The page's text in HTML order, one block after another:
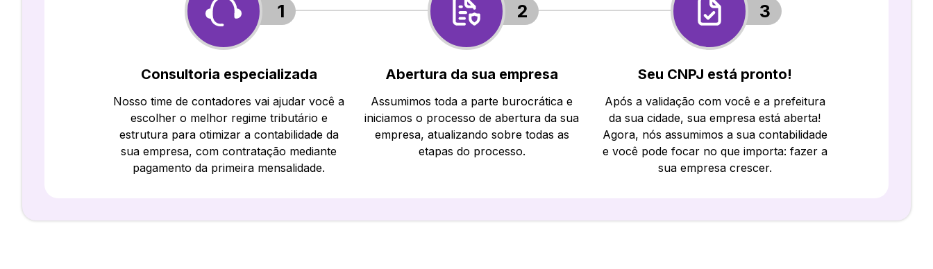
1
Consultoria especializada
Nosso time de contadores vai ajudar você a
escolher o melhor regime tributário e
estrutura para otimizar a contabilidade da
sua empresa, com contratação mediante
pagamento da primeira mensalidade.
2
Abertura da sua empresa
Assumimos toda a parte burocrática e
iniciamos o processo de abertura da sua
empresa, atualizando sobre todas as
etapas do processo.
3
Seu CNPJ está pronto!
Após a validação com você e a prefeitura
da sua cidade, sua empresa está aberta!
Agora, nós assumimos a sua contabilidade
e você pode focar no que importa: fazer a
sua empresa crescer.